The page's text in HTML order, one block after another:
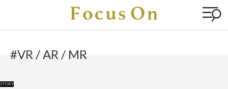
#VR / AR / MR
STORY